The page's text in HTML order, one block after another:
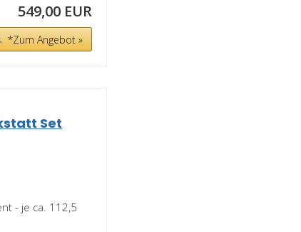
549,00 EUR
*Zum Angebot »
Set
- je ca. 112,5